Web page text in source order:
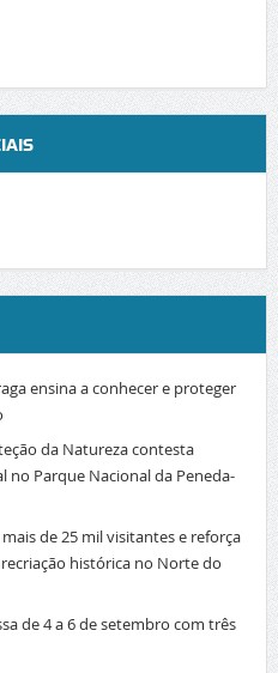
ensina a conhecer e proteger
da Natureza contesta
no Parque Nacional da Peneda-
de 25 mil visitantes e reforça
histórica no Norte do
de 4 a 6 de setembro com três